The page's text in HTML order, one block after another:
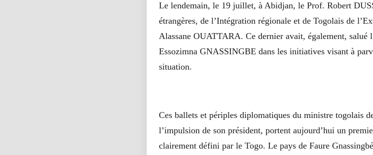
Le lendemain, le 19 juillet, à Abidjan, le Prof. Robert
étrangères, de l’Intégration régionale et de Togolais de
Alassane OUATTARA. Ce dernier avait, également, salué
Essozimna GNASSINGBE dans les initiatives visant à
situation.
Ces ballets et périples diplomatiques du ministre togolais
l’impulsion de son président, portent aujourd’hui un
clairement défini par le Togo. Le pays de Faure